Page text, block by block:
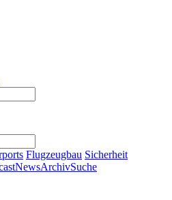
Flugzeugbau Sicherheit
NewsArchivSuche